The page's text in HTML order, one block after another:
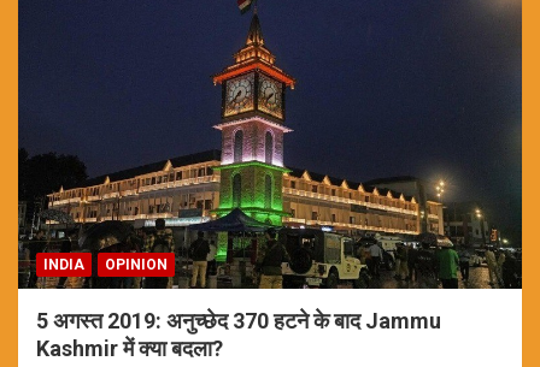
INDIA OPINION
5 अगस्त 2019: अनुच्छेद 370 हटने के बाद Jammu
Kashmir में क्या बदला?